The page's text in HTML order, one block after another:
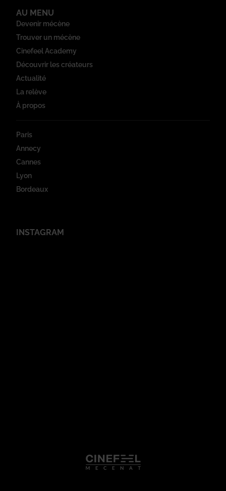
AU MENU
Devenir mécène
Trouver un mécène
Cinefeel Academy
Découvrir les créateurs
Actualité
La relève
À propos
Paris
Annecy
Cannes
Lyon
Bordeaux
INSTAGRAM